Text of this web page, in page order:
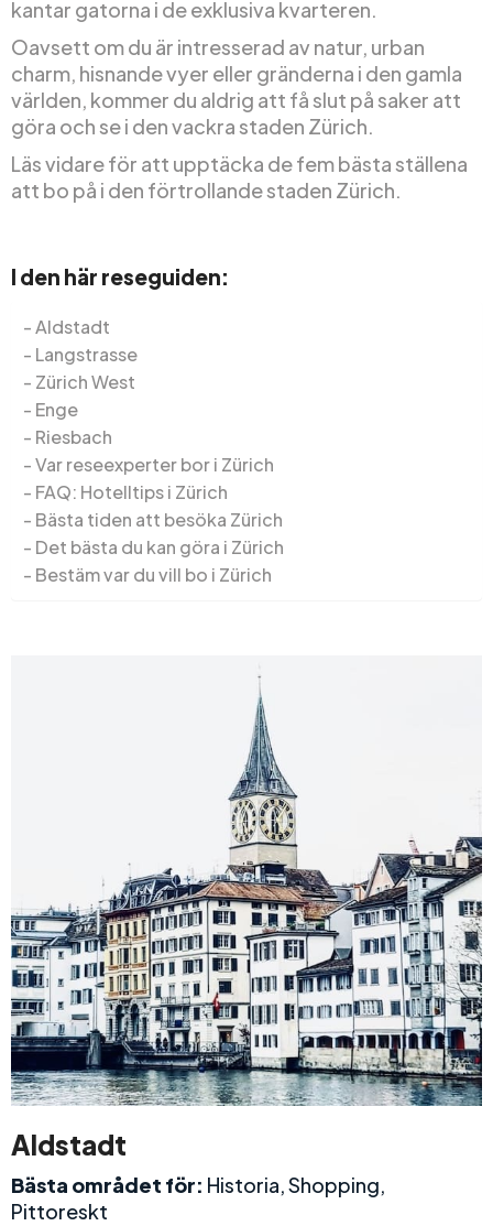
kantar gatorna i de exklusiva kvarteren.
Oavsett om du är intresserad av natur, urban
charm, hisnande vyer eller gränderna i den gamla
världen, kommer du aldrig att få slut på saker att
göra och se i den vackra staden Zürich.
Läs vidare för att upptäcka de fem bästa ställena
att bo på i den förtrollande staden Zürich.
I den här reseguiden:
Aldstadt
Langstrasse
Zürich West
Enge
Riesbach
Var reseexperter bor i Zürich
FAQ: Hotelltips i Zürich
Bästa tiden att besöka Zürich
Det bästa du kan göra i Zürich
Bestäm var du vill bo i Zürich
Aldstadt
Bästa området för: Historia, Shopping,
Pittoreskt